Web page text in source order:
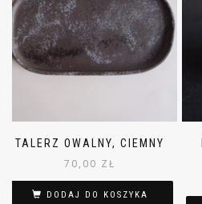
TALERZ OWALNY, CIEMNY
70,00 ZŁ
DODAJ DO KOSZYKA